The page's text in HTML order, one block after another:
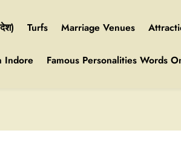
Turfs Marriage Venues
Indore Famous Personalities Words